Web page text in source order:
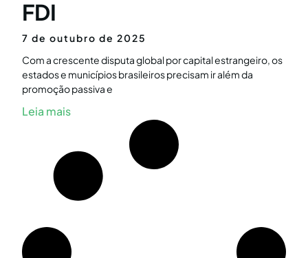
FDI
7 de outubro de 2025
Com a crescente disputa global por capital estrangeiro, os
estados e municípios brasileiros precisam ir além da
promoção passiva e
Leia mais